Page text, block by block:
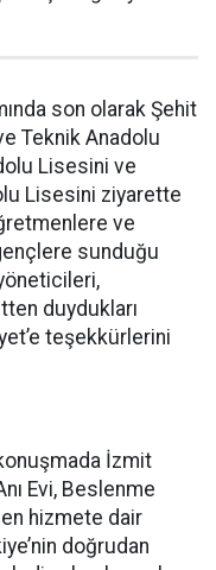
son olarak Şehit
Teknik Anadolu
Lisesini ve
Lisesini ziyarette
ve
sunduğu
duydukları
teşekkürlerini
İzmit
Evi, Beslenme
hizmete dair
doğrudan